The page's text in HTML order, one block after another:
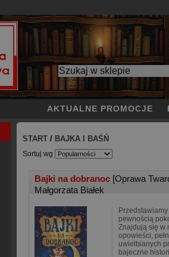
AKTUALNE PROMOCJE
START / BAJKA I BAŚŃ
Sortuj wg
Bajki na dobranoc [Oprawa
Małgorzata Białek
pewnością
Znajdują się w
opowieści,
uwielbianych
bajeczne